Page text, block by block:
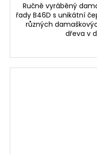
Ručně vyráběný
řady B46D s unikátní
různých
dřeva v